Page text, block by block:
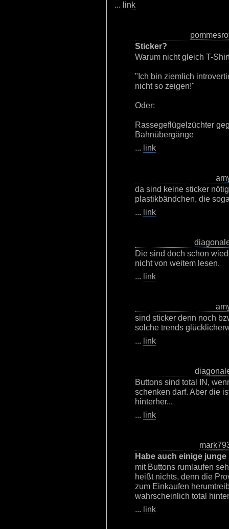
... link
Sticker?
Warum nicht gleich T-
"Ich bin ziemlich
nicht so zeigen!"
Oder:
Rassegeflügelzüchter
Bahnübergänge
... link
da sind keine sticker
plastikbändchen, die
... link
Die sind doch schon
nicht von weitem lesen.
... link
sind sticker denn noch
solche trends
... link
Buttons sind total IN,
schenken darf. Aber die
hinterher...
... link
Habe auch einige junge
mit Buttons rumlaufen
heißt nichts, denn die
zum Einkaufen
wahrscheinlich total
... link